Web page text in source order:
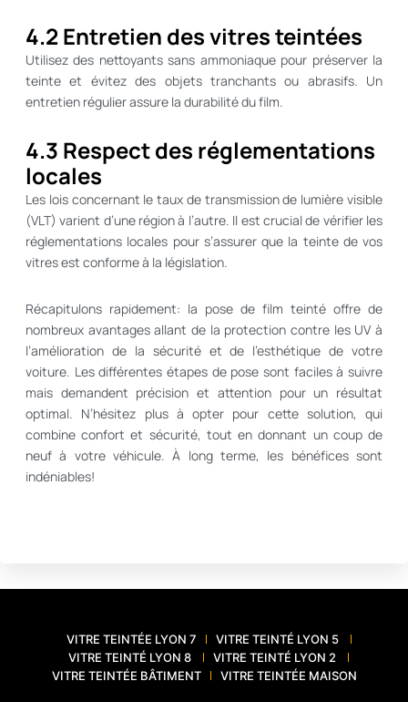
4.2 Entretien des vitres teintées
Utilisez des nettoyants sans ammoniaque pour préserver la
teinte et évitez des objets tranchants ou abrasifs. Un
entretien régulier assure la durabilité du film.
4.3 Respect des réglementations
locales
Les lois concernant le taux de transmission de lumière visible
(VLT) varient d’une région à l’autre. Il est crucial de vérifier les
réglementations locales pour s’assurer que la teinte de vos
vitres est conforme à la législation.
Récapitulons rapidement: la pose de film teinté offre de
nombreux avantages allant de la protection contre les UV à
l’amélioration de la sécurité et de l’esthétique de votre
voiture. Les différentes étapes de pose sont faciles à suivre
mais demandent précision et attention pour un résultat
optimal. N’hésitez plus à opter pour cette solution, qui
combine confort et sécurité, tout en donnant un coup de
neuf à votre véhicule. À long terme, les bénéfices sont
indéniables!
VITRE TEINTÉE LYON 7
VITRE TEINTÉ LYON 5
VITRE TEINTÉ LYON 8
VITRE TEINTÉ LYON 2
VITRE TEINTÉE BÂTIMENT
VITRE TEINTÉE MAISON